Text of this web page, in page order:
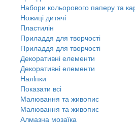
Набори кольорового паперу та
Ножиці дитячі
Пластилін
Приладдя для творчості
Приладдя для творчості
Декоративні елементи
Декоративні елементи
Налiпки
Показати всі
Малювання та живопис
Малювання та живопис
Алмазна мозаїка